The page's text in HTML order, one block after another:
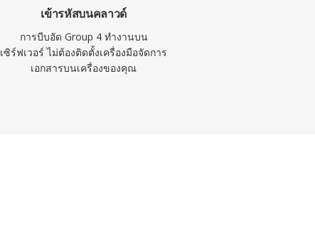
เข้ารหัสบนคลาวด์
การบีบอัด Group 4 ทำงานบน
เซิร์ฟเวอร์ ไม่ต้องติดตั้งเครื่องมือจัดการ
เอกสารบนเครื่องของคุณ